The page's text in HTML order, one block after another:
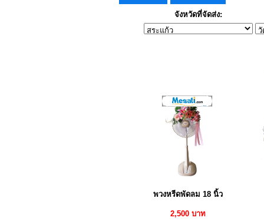
จังหวัดที่จัดส่ง:
พวงหรีดพัดลม 18 นิ้ว
2,500 บาท